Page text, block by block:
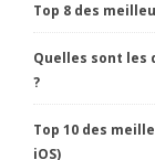
Top 8 des
Quelles sont les
?
Top 10 des
iOS)